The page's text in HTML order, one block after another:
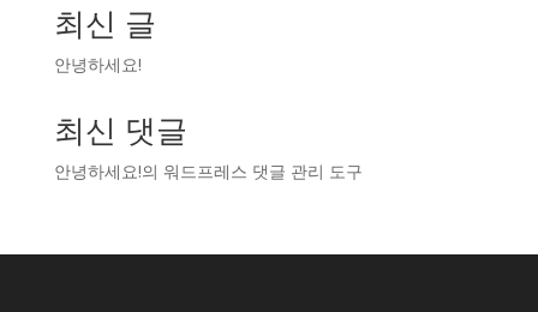
최신 글
안녕하세요!
최신 댓글
안녕하세요!의 워드프레스 댓글 관리 도구